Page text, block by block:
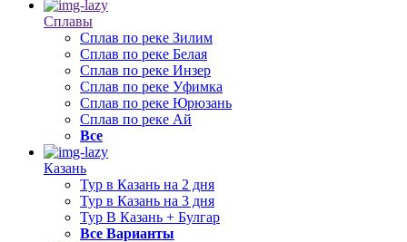
Сплавы
Сплав по реке Зилим
Сплав по реке Белая
Сплав по реке Инзер
Сплав по реке Уфимка
Сплав по реке Юрюзань
Сплав по реке Ай
Все
Казань
Тур в Казань на 2 дня
Тур в Казань на 3 дня
Тур В Казань + Булгар
Все Варианты